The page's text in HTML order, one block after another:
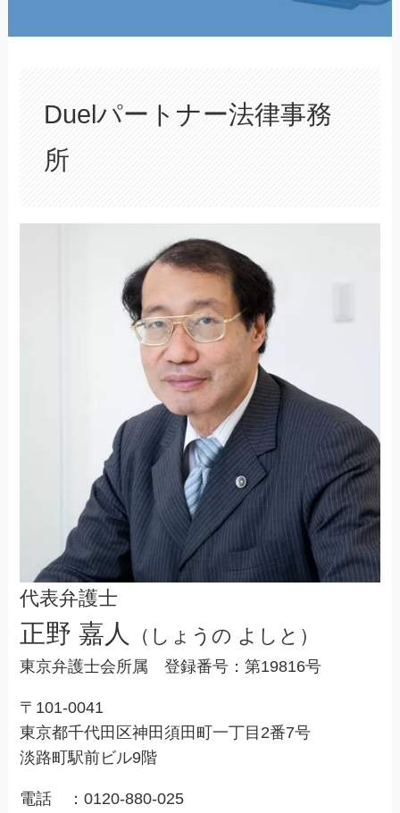
Duelパートナー法律事務
所
代表弁護士
正野 嘉人 （しょうの よしと）
東京弁護士会所属 登録番号：第19816号
〒101-0041
東京都千代田区神田須田町一丁目2番7号
淡路町駅前ビル9階
電話 ：0120-880-025